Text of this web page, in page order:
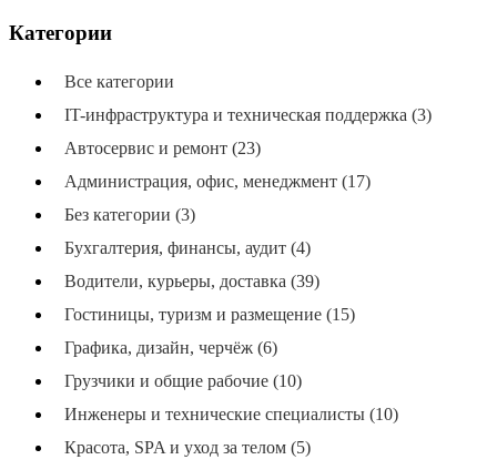
Категории
Все категории
IT-инфраструктура и техническая поддержка (3)
Автосервис и ремонт (23)
Администрация, офис, менеджмент (17)
Без категории (3)
Бухгалтерия, финансы, аудит (4)
Водители, курьеры, доставка (39)
Гостиницы, туризм и размещение (15)
Графика, дизайн, черчёж (6)
Грузчики и общие рабочие (10)
Инженеры и технические специалисты (10)
Красота, SPA и уход за телом (5)